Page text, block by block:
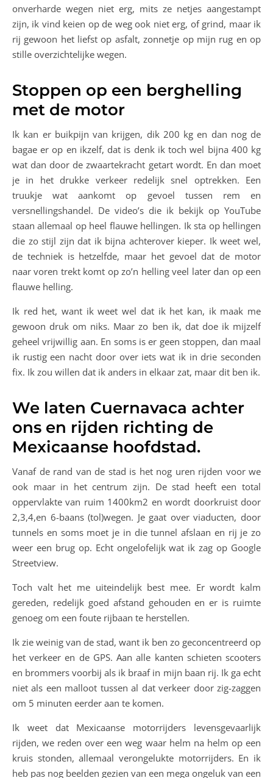
onverharde wegen niet erg, mits ze netjes aangestampt
zijn, ik vind keien op de weg ook niet erg, of grind, maar ik
rij gewoon het liefst op asfalt, zonnetje op mijn rug en op
stille overzichtelijke wegen.
Stoppen op een berghelling
met de motor
Ik kan er buikpijn van krijgen, dik 200 kg en dan nog de
bagae er op en ikzelf, dat is denk ik toch wel bijna 400 kg
wat dan door de zwaartekracht getart wordt. En dan moet
je in het drukke verkeer redelijk snel optrekken. Een
truukje wat aankomt op gevoel tussen rem en
versnellingshandel. De video’s die ik bekijk op YouTube
staan allemaal op heel flauwe hellingen. Ik sta op hellingen
die zo stijl zijn dat ik bijna achterover kieper. Ik weet wel,
de techniek is hetzelfde, maar het gevoel dat de motor
naar voren trekt komt op zo’n helling veel later dan op een
flauwe helling.
Ik red het, want ik weet wel dat ik het kan, ik maak me
gewoon druk om niks. Maar zo ben ik, dat doe ik mijzelf
geheel vrijwillig aan. En soms is er geen stoppen, dan maal
ik rustig een nacht door over iets wat ik in drie seconden
fix. Ik zou willen dat ik anders in elkaar zat, maar dit ben ik.
We laten Cuernavaca achter
ons en rijden richting de
Mexicaanse hoofdstad.
Vanaf de rand van de stad is het nog uren rijden voor we
ook maar in het centrum zijn. De stad heeft een total
oppervlakte van ruim 1400km2 en wordt doorkruist door
2,3,4,en 6-baans (tol)wegen. Je gaat over viaducten, door
tunnels en soms moet je in die tunnel afslaan en rij je zo
weer een brug op. Echt ongelofelijk wat ik zag op Google
Streetview.
Toch valt het me uiteindelijk best mee. Er wordt kalm
gereden, redelijk goed afstand gehouden en er is ruimte
genoeg om een foute rijbaan te herstellen.
Ik zie weinig van de stad, want ik ben zo geconcentreerd op
het verkeer en de GPS. Aan alle kanten schieten scooters
en brommers voorbij als ik braaf in mijn baan rij. Ik ga echt
niet als een malloot tussen al dat verkeer door zig-zaggen
om 5 minuten eerder aan te komen.
Ik weet dat Mexicaanse motorrijders levensgevaarlijk
rijden, we reden over een weg waar helm na helm op een
kruis stonden, allemaal verongelukte motorrijders. En ik
heb pas nog beelden gezien van een mega ongeluk van een